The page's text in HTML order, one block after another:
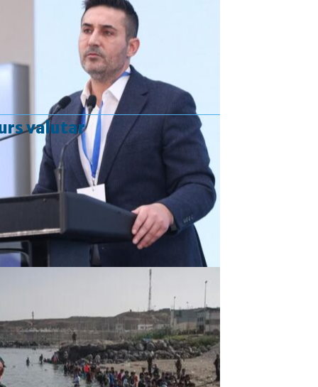
valutar
Curs valutar: 06 Aug 2026
EUR
: 5,2513 RON
+0,0024 ▲
: 4,5507 RON
+0,0027 ▲
+0,0011 ▲
GBP
: 6,1236 RON
-0,0008 ▼
Convertor valutar
Rezultat: -